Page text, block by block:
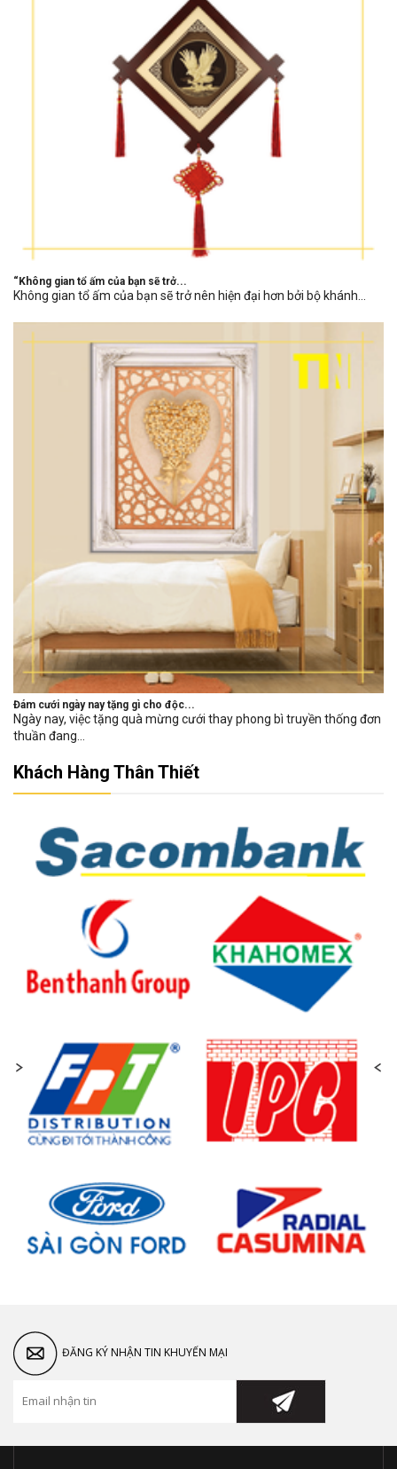
“Không gian tổ ấm của bạn sẽ trở...
Không gian tổ ấm của bạn sẽ trở nên hiện đại hơn bởi bộ khánh...
Đám cưới ngày nay tặng gì cho độc...
Ngày nay, việc tặng quà mừng cưới thay phong bì truyền thống đơn
thuần đang...
Khách Hàng Thân Thiết
ĐĂNG KÝ NHẬN TIN KHUYẾN MẠI